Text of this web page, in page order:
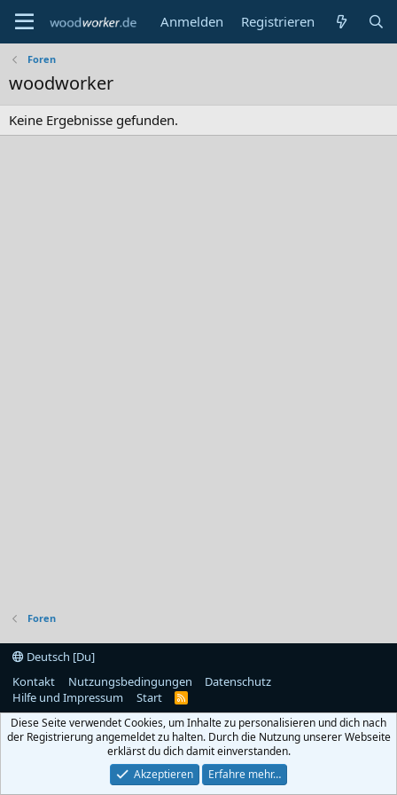
Anmelden Registrieren
Foren
woodworker
Keine Ergebnisse gefunden.
Foren
Deutsch [Du]
Kontakt
Nutzungsbedingungen
Datenschutz
Hilfe und Impressum
Start
R
S
Diese Seite verwendet Cookies, um Inhalte zu personalisieren und dich nach
der Registrierung angemeldet zu halten. Durch die Nutzung unserer Webseite
erklärst du dich damit einverstanden.
Akzeptieren
Erfahre mehr…